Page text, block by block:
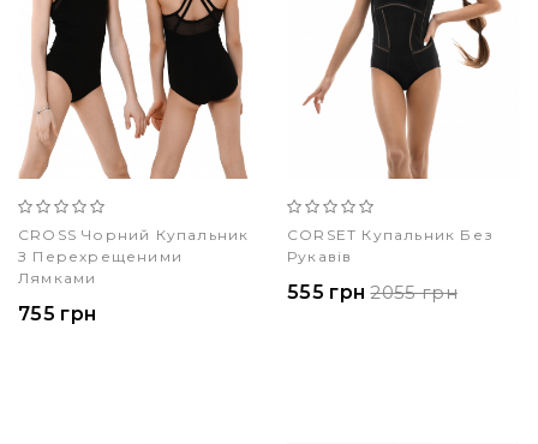
CROSS Чорний Купальник
З Перехрещеними
Лямками
755 грн
CORSET Купальник Без
Рукавів
555 грн 2055 грн